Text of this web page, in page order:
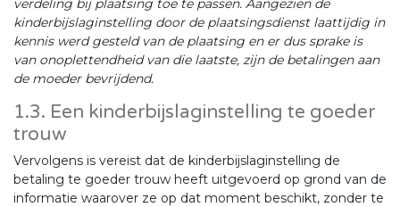
kinderbijslaginstelling door de plaatsingsdienst laattijdig in
kennis werd gesteld van de plaatsing en er dus sprake is
van onoplettendheid van die laatste, zijn de betalingen aan
de moeder bevrijdend.
1.3. Een kinderbijslaginstelling te goeder
trouw
Vervolgens is vereist dat de kinderbijslaginstelling de
betaling te goeder trouw heeft uitgevoerd op grond van de
informatie waarover ze op dat moment beschikt, zonder te